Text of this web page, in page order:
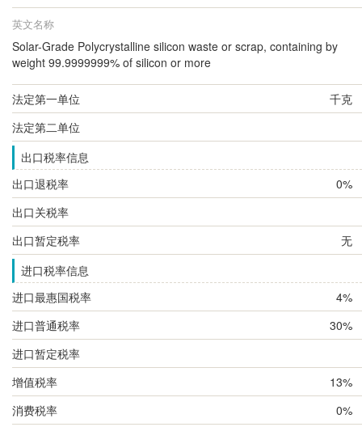
英文名称
Solar-Grade Polycrystalline silicon waste or scrap, containing by
weight 99.9999999% of silicon or more
法定第一单位
千克
法定第二单位
出口税率信息
出口退税率
0%
出口关税率
出口暂定税率
无
进口税率信息
进口最惠国税率
4%
进口普通税率
30%
进口暂定税率
增值税率
13%
消费税率
0%